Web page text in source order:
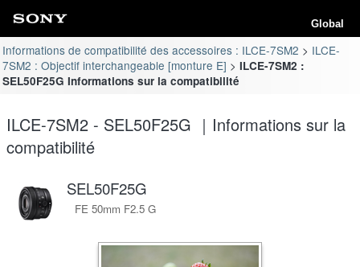
Global
Informations de compatibilité des accessoires : ILCE-7SM2
ILCE-
7SM2 : Objectif interchangeable [monture E]
ILCE-7SM2 :
SEL50F25G Informations sur la compatibilité
ILCE-7SM2 - SEL50F25G ｜Informations sur la
compatibilité
SEL50F25G
FE 50mm F2.5 G